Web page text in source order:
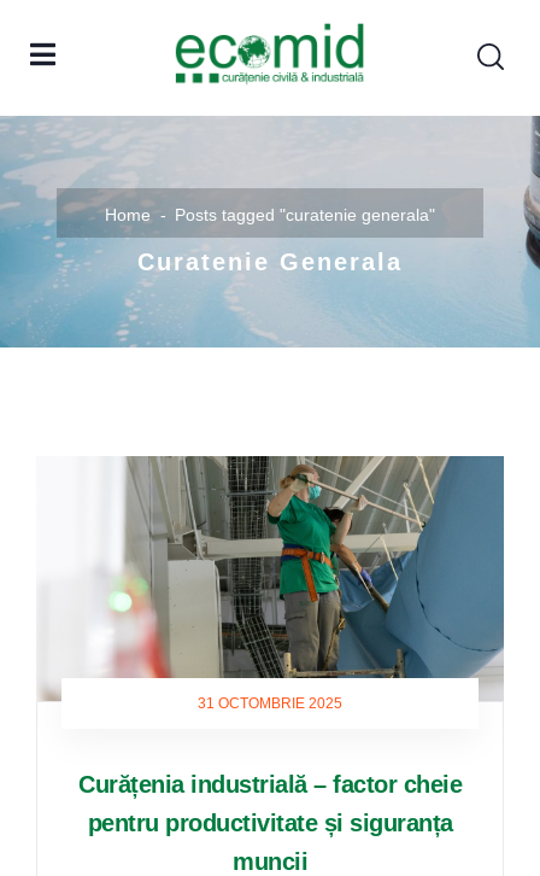
Home Posts tagged "curatenie generala"
Curatenie Generala
31 OCTOMBRIE 2025
Curățenia industrială – factor cheie
pentru productivitate și siguranța
muncii